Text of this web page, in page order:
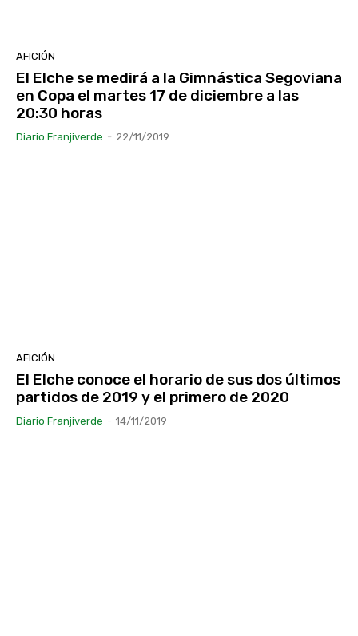
AFICIÓN
El Elche se medirá a la Gimnástica Segoviana
en Copa el martes 17 de diciembre a las
20:30 horas
Diario Franjiverde - 22/11/2019
AFICIÓN
El Elche conoce el horario de sus dos últimos
partidos de 2019 y el primero de 2020
Diario Franjiverde - 14/11/2019